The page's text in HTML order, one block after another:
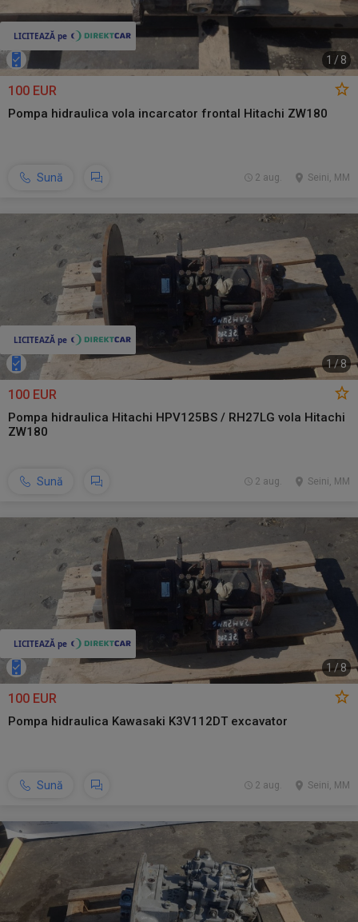
1 / 8
100 EUR
Pompa hidraulica vola incarcator frontal Hitachi ZW180
Sună Seini, MM
2 aug.
1 /8
100 EUR
Pompa hidraulica Hitachi HPV125BS / RH27LG vola Hitachi
ZW180
Sună Seini, MM
2 aug.
1 /8
100 EUR
Pompa hidraulica Kawasaki K3V112DT excavator
Sună Seini, MM
2 aug.